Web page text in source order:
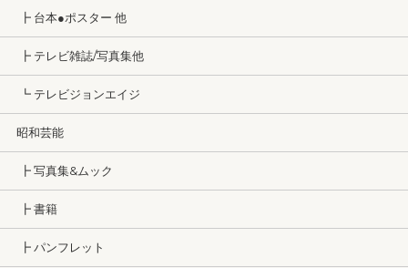
┣ 台本●ポスター 他
┣ テレビ雑誌/写真集他
┗ テレビジョンエイジ
昭和芸能
┣ 写真集&ムック
┣ 書籍
┣ パンフレット